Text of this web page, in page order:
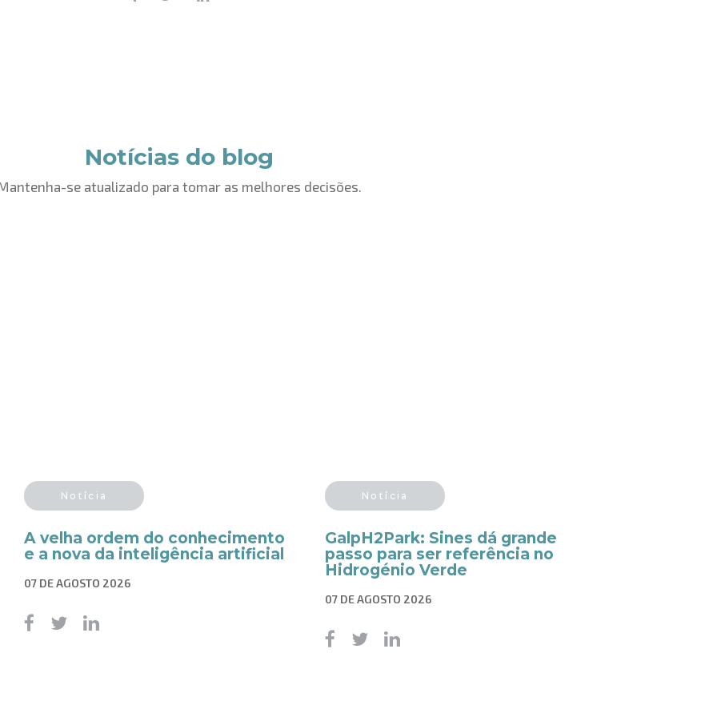
Notícias do blog
se atualizado para tomar as melhores decisões.
Notícia
A velha ordem do conhecimento
e a nova da inteligência artificial
07 DE AGOSTO 2026
Notícia
GalpH2Park: Sines dá grande
passo para ser referência no
Hidrogénio Verde
07 DE AGOSTO 2026